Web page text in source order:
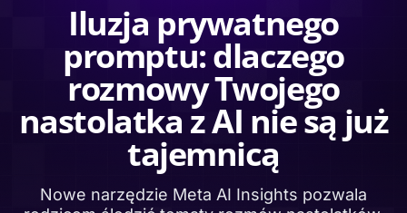
Iluzja prywatnego
promptu: dlaczego
rozmowy Twojego
nastolatka z AI nie są już
tajemnicą
Nowe narzędzie Meta AI Insights pozwala